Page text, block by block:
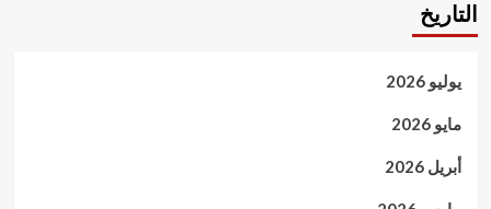
التاريخ
يوليو 2026
مايو 2026
أبريل 2026